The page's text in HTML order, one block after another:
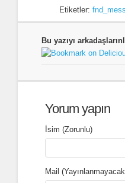
Etiketler:
Bu yazıyı
Yorum yapın
İsim (Zorunlu)
Mail